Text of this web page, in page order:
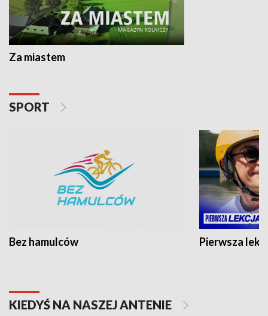
Za miastem
SPORT
Bez hamulców Pierwsza
KIEDYŚ NA NASZEJ ANTENIE